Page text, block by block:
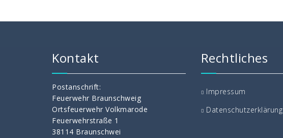
Kontakt
Postanschrift:
Feuerwehr Braunschweig
Ortsfeuerwehr Volkmarode
Feuerwehrstraße 1
38114 Braunschwei
Rechtliches
Impressum
Datenschutzerklärung